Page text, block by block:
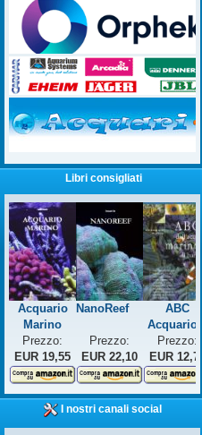
Libri consigliati
Acquario
Marino
NanoReef
ABC
Acquario...
Prezzo:
EUR 19,55
Prezzo:
EUR 22,10
Prezzo:
EUR 12,75
I nostri canali social